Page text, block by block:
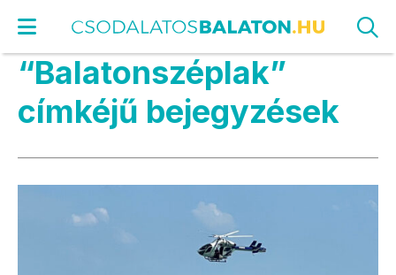
“Balatonszéplak”
címkéjű bejegyzések